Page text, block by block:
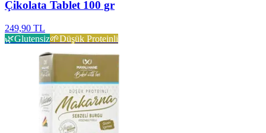
Çikolata Tablet 100 gr
249,90 TL
🌿Glutensiz🌱Düşük Proteinli